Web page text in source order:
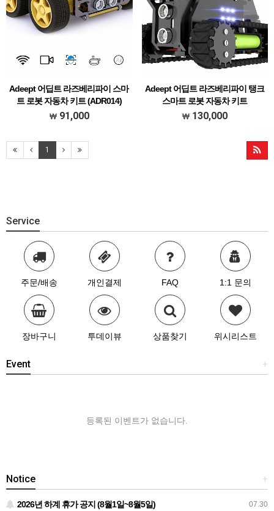
Adeept 어딥트 라즈베리파이 스마
트 로봇 자동차 키트 (ADR014)
[### 메뉴얼 한글 초벌 번역본 다운받기
91,000
Adeept 어딥트 라즈베리파이 탱크
스마트 로봇 자동차 키트
(ADR013)
130,000
1
Service
주문/배송 개인결제 FAQ 1:1 문의
장바구니 투데이뷰 상품찾기 위시리스트
+
Event
등록된 이벤트가 없습니다.
+
Notice
07.30
2026년 하계 휴가 공지 (8월1일~8월5일)